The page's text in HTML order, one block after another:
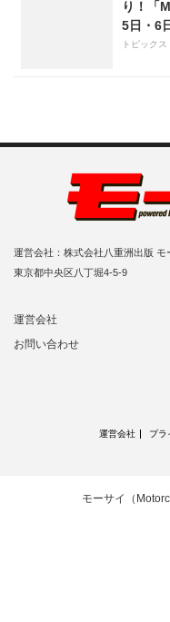
り！「
5日・6
で実施！
トピックス
運営会社：株式会社八重洲出版 モ
東京都中央区八丁堀4-5-9
運営会社
お問い合わせ
運営会社 プラ
モーサイ（